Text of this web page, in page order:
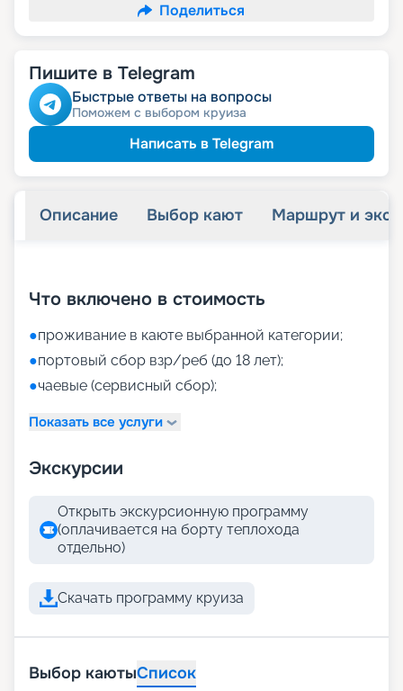
Поделиться
Пишите в Telegram
Быстрые ответы на вопросы
Поможем с выбором круиза
Написать в Telegram
Описание Выбор кают Маршрут и
Что включено в стоимость
●проживание в каюте выбранной категории;
●портовый сбор взр/реб (до 18 лет);
●чаевые (сервисный сбор);
Показать все услуги
Экскурсии
Открыть экскурсионную программу
(оплачивается на борту теплохода
отдельно)
Скачать программу круиза
Выбор каютыСписок